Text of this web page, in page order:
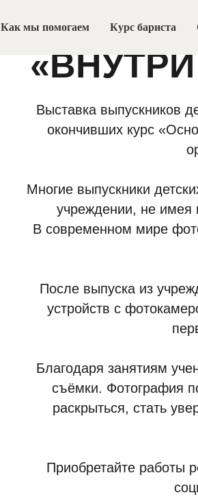
Как мы помогаем Курс бариста
Выставка выпускников
окончивших курс
Многие выпускники
учреждении, не имея
В современном мире
После выпуска из
устройств с
Благодаря занятиям
съёмки. Фотография
раскрыться, стать
Приобретайте работы